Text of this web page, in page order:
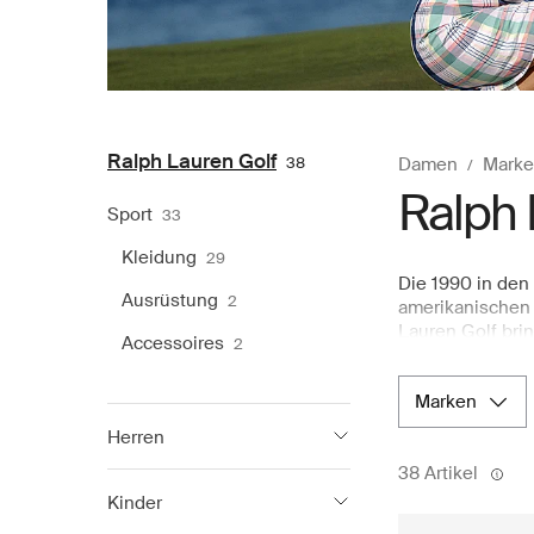
Ralph Lauren Golf 38
Sport 33
Kleidung 29
Ausrüstung 2
Accessoires 2
Herren
Kinder
Damen
Ralph
Die 1990 in
Lauren Golf
vielseitigen
gerecht zu
Branding und
marken
38 Artikel